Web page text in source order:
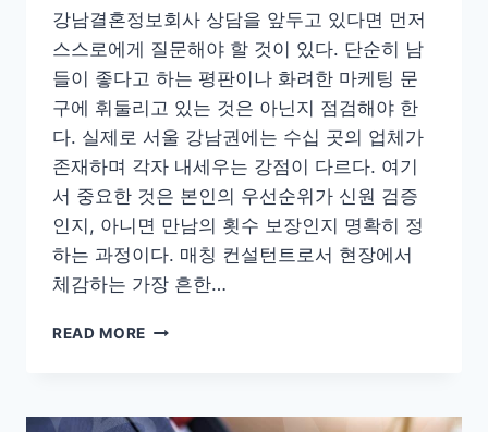
강남결혼정보회사 상담을 앞두고 있다면 먼저
스스로에게 질문해야 할 것이 있다. 단순히 남
들이 좋다고 하는 평판이나 화려한 마케팅 문
구에 휘둘리고 있는 것은 아닌지 점검해야 한
다. 실제로 서울 강남권에는 수십 곳의 업체가
존재하며 각자 내세우는 강점이 다르다. 여기
서 중요한 것은 본인의 우선순위가 신원 검증
인지, 아니면 만남의 횟수 보장인지 명확히 정
하는 과정이다. 매칭 컨설턴트로서 현장에서
체감하는 가장 흔한…
READ MORE
정